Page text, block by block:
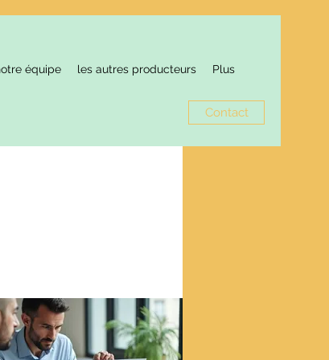
équipe les autres producteurs Plus
Contact